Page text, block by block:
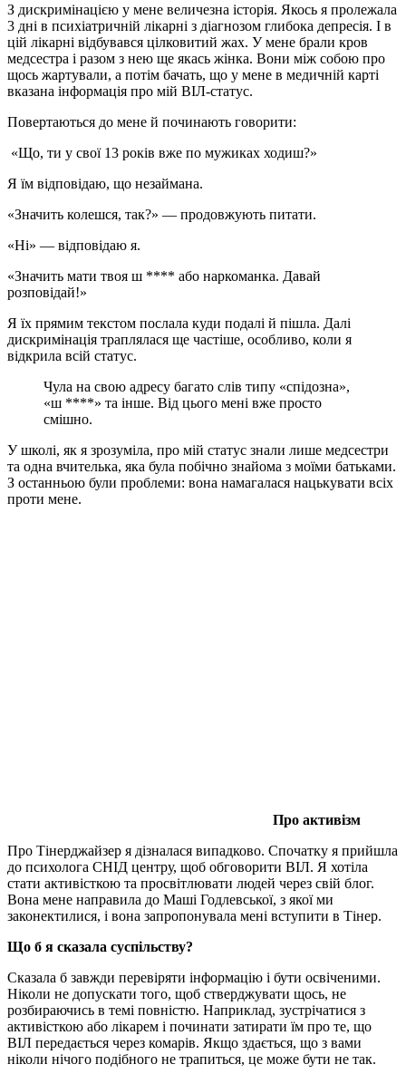
З дискримінацією у мене величезна історія. Якось я пролежала
3 дні в психіатричній лікарні з діагнозом глибока депресія. І в
цій лікарні відбувався цілковитий жах. У мене брали кров
медсестра і разом з нею ще якась жінка. Вони між собою про
щось жартували, а потім бачать, що у мене в медичній карті
вказана інформація про мій ВІЛ-статус.
Повертаються до мене й починають говорити:
«Що, ти у свої 13 років вже по мужиках ходиш?»
Я їм відповідаю, що незаймана.
«Значить колешся, так?» — продовжують питати.
«Ні» — відповідаю я.
«Значить мати твоя ш **** або наркоманка. Давай
розповідай!»
Я їх прямим текстом послала куди подалі й пішла. Далі
дискримінація траплялася ще частіше, особливо, коли я
відкрила всій статус.
Чула на свою адресу багато слів типу «спідозна»,
«ш ****» та інше. Від цього мені вже просто
смішно.
У школі, як я зрозуміла, про мій статус знали лише медсестри
та одна вчителька, яка була побічно знайома з моїми батьками.
З останньою були проблеми: вона намагалася нацькувати всіх
проти мене.
Про активізм
Про Тінерджайзер я дізналася випадково. Спочатку я прийшла
до психолога СНІД центру, щоб обговорити ВІЛ. Я хотіла
стати активісткою та просвітлювати людей через свій блог.
Вона мене направила до Маші Годлевської, з якої ми
законектилися, і вона запропонувала мені вступити в Тінер.
Що б я сказала суспільству?
Сказала б завжди перевіряти інформацію і бути освіченими.
Ніколи не допускати того, щоб стверджувати щось, не
розбираючись в темі повністю. Наприклад, зустрічатися з
активісткою або лікарем і починати затирати їм про те, що
ВІЛ передається через комарів. Якщо здається, що з вами
ніколи нічого подібного не трапиться, це може бути не так.